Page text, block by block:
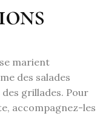
se marient
des salades
grillades. Pour
accompagnez-les